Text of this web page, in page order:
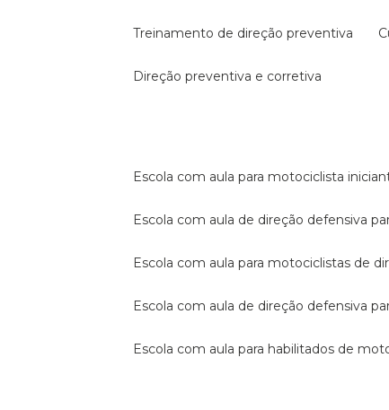
treinamento de direção preventiva
direção preventiva e corretiva
escola com aula para motociclista
escola com aula de direção defensiva
escola com aula para motociclistas de
escola com aula de direção defensiva
escola com aula para habilitados de